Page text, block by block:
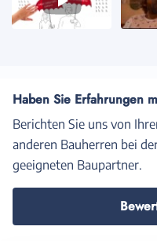
Video
Haben Sie Erfahrungen
Berichten Sie uns von
anderen Bauherren bei
geeigneten Baupartner.